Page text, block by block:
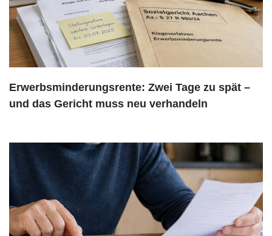
Erwerbsminderungsrente: Zwei Tage zu spät –
und das Gericht muss neu verhandeln